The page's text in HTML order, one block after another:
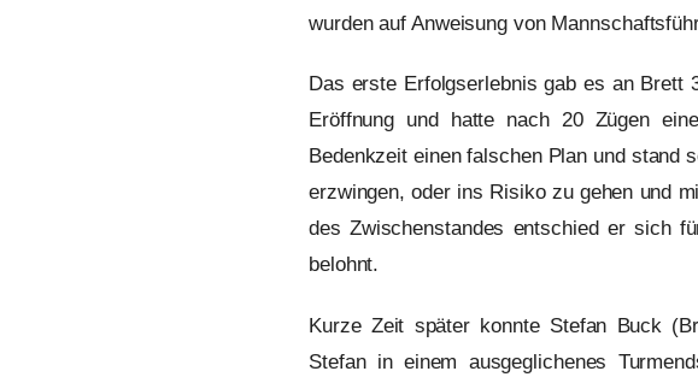
wurden auf Anweisung von
Das erste Erfolgserlebnis gab es an Brett
Eröffnung und hatte nach 20 Zügen
Bedenkzeit einen falschen Plan und stand
erzwingen, oder ins Risiko zu gehen und
des Zwischenstandes entschied er sich
belohnt.
Kurze Zeit später konnte Stefan Buck
Stefan in einem ausgeglichenes